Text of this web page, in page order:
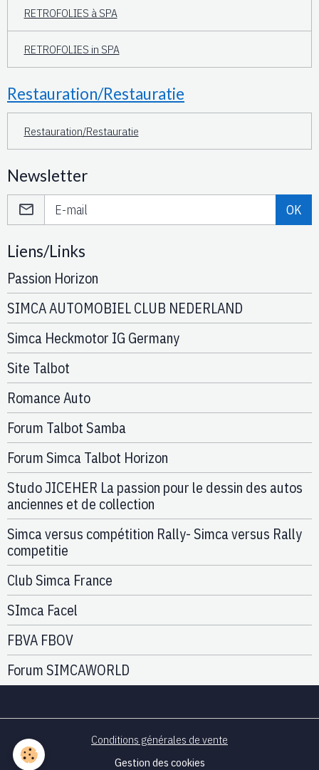
RETROFOLIES à SPA
RETROFOLIES in SPA
Restauration/Restauratie
Restauration/Restauratie
Newsletter
OK
Liens/Links
Passion Horizon
SIMCA AUTOMOBIEL CLUB NEDERLAND
Simca Heckmotor IG Germany
Site Talbot
Romance Auto
Forum Talbot Samba
Forum Simca Talbot Horizon
Studo JICEHER La passion pour le dessin des autos
anciennes et de collection
Simca versus compétition Rally- Simca versus Rally
competitie
Club Simca France
SImca Facel
FBVA FBOV
Forum SIMCAWORLD
Conditions générales de vente
Gestion des cookies